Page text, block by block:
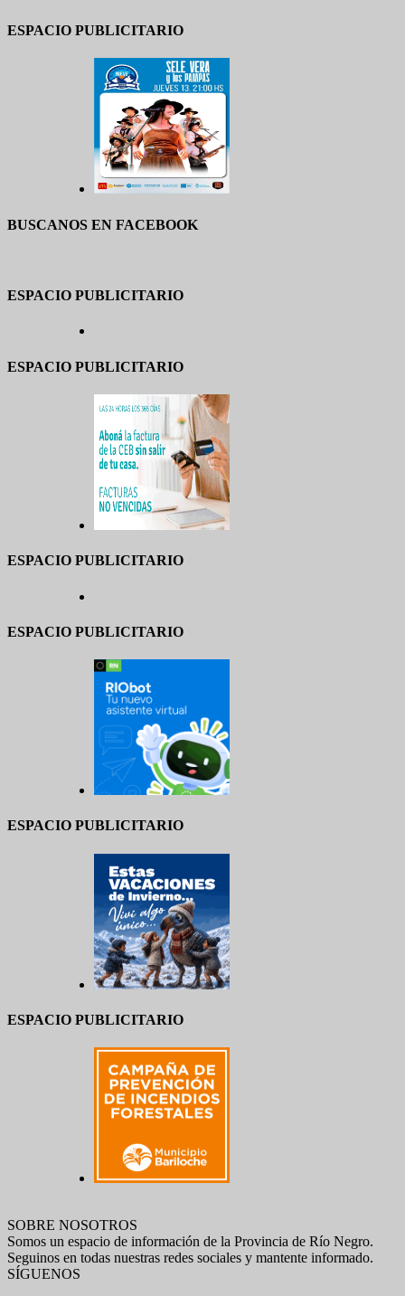
ESPACIO PUBLICITARIO
BUSCANOS EN FACEBOOK
ESPACIO PUBLICITARIO
ESPACIO PUBLICITARIO
ESPACIO PUBLICITARIO
ESPACIO PUBLICITARIO
ESPACIO PUBLICITARIO
ESPACIO PUBLICITARIO
SOBRE NOSOTROS
Somos un espacio de información de la Provincia de Río Negro.
Seguinos en todas nuestras redes sociales y mantente informado.
SÍGUENOS